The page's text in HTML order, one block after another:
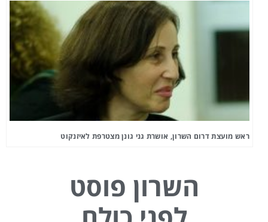
ראש מועצת דרום השרון, אושרת גני גונן מצטרפת לאיזנקוט
השרון פוסט